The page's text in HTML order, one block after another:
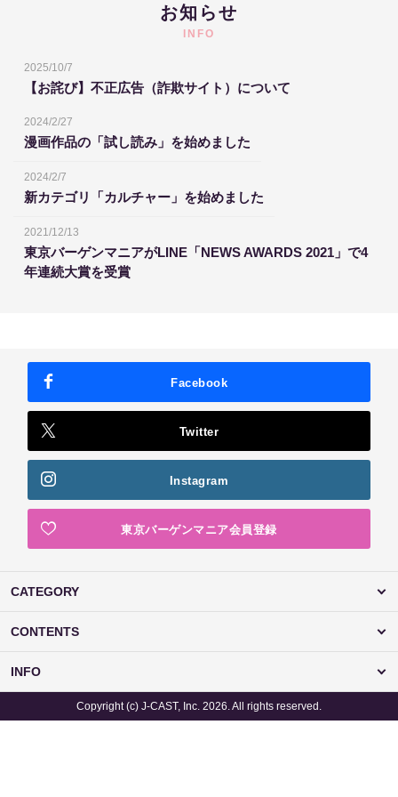
お知らせ
INFO
2025/10/7
【お詫び】不正広告（詐欺サイト）について
2024/2/27
漫画作品の「試し読み」を始めました
2024/2/7
新カテゴリ「カルチャー」を始めました
2021/12/13
東京バーゲンマニアがLINE「NEWS AWARDS 2021」で4
年連続大賞を受賞
Facebook
Twitter
Instagram
東京バーゲンマニア会員登録
CATEGORY
CONTENTS
INFO
Copyright (c) J-CAST, Inc. 2026. All rights reserved.